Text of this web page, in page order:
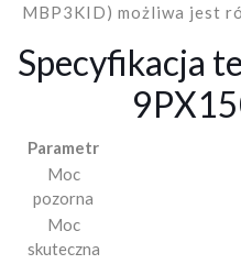
MBP3KID) możliwa jest
Specyfikacja
Parametr
Moc
pozorna
Moc
skuteczna